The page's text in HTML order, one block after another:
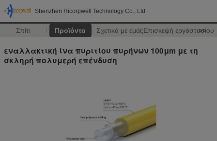
Shenzhen Hicorpwell Technology Co., Ltd
Σπίτι Προϊόντα Σχετικά με εμάςΕπισκεψή εργοστασίου
>>
εναλλακτική ίνα πυριτίου πυρήνων 100μm με τη
σκληρή πολυμερή επένδυση